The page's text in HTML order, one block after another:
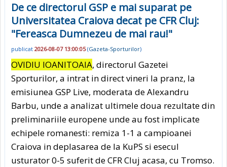
De ce directorul GSP e mai suparat pe
Universitatea Craiova decat pe CFR Cluj:
"Fereasca Dumnezeu de mai rau!"
publicat 2026-08-07 13:00:05(Gazeta-Sporturilor)
OVIDIU IOANITOAIA, directorul Gazetei
Sporturilor, a intrat in direct vineri la pranz, la
emisiunea GSP Live, moderata de Alexandru
Barbu, unde a analizat ultimele doua rezultate din
preliminariile europene unde au fost implicate
echipele romanesti: remiza 1-1 a campioanei
Craiova in deplasarea de la KuPS si esecul
usturator 0-5 suferit de CFR Cluj acasa, cu Tromso.